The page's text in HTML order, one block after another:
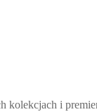
kolekcjach i